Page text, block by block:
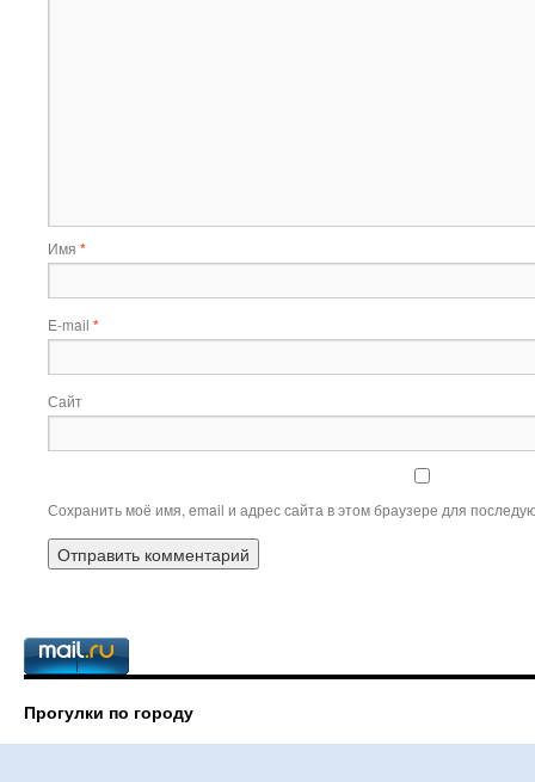
Имя *
E-mail *
Сайт
Сохранить моё имя, email и адрес сайта в этом браузере для
Прогулки по городу